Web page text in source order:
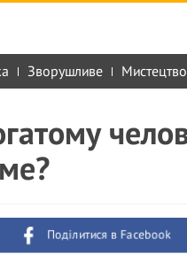
Зворушливе Мистецтво
Поділитися в Facebook